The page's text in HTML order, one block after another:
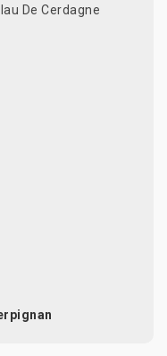
De Cerdagne